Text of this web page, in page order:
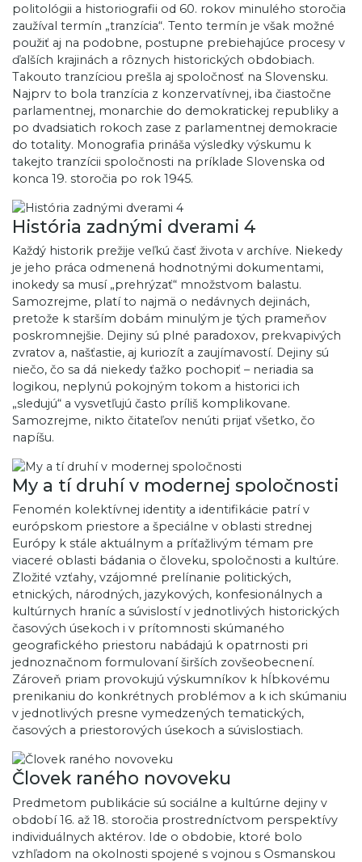
politológii a historiografii od 60. rokov minulého storočia
zaužíval termín „tranzícia“. Tento termín je však možné
použiť aj na podobne, postupne prebiehajúce procesy v
ďalších krajinách a rôznych historických obdobiach.
Takouto tranzíciou prešla aj spoločnosť na Slovensku.
Najprv to bola tranzícia z konzervatívnej, iba čiastočne
parlamentnej, monarchie do demokratickej republiky a
po dvadsiatich rokoch zase z parlamentnej demokracie
do totality. Monografia prináša výsledky výskumu k
takejto tranzícii spoločnosti na príklade Slovenska od
konca 19. storočia po rok 1945.
História zadnými dverami 4
Každý historik prežije veľkú časť života v archíve. Niekedy
je jeho práca odmenená hodnotnými dokumentami,
inokedy sa musí „prehrýzať“ množstvom balastu.
Samozrejme, platí to najmä o nedávnych dejinách,
pretože k starším dobám minulým je tých prameňov
poskromnejšie. Dejiny sú plné paradoxov, prekvapivých
zvratov a, našťastie, aj kuriozít a zaujímavostí. Dejiny sú
niečo, čo sa dá niekedy ťažko pochopiť – neriadia sa
logikou, neplynú pokojným tokom a historici ich
„sledujú“ a vysvetľujú často príliš komplikovane.
Samozrejme, nikto čitateľov nenúti prijať všetko, čo
napíšu.
My a tí druhí v modernej spoločnosti
Fenomén kolektívnej identity a identifikácie patrí v
európskom priestore a špeciálne v oblasti strednej
Európy k stále aktuálnym a príťažlivým témam pre
viaceré oblasti bádania o človeku, spoločnosti a kultúre.
Zložité vzťahy, vzájomné prelínanie politických,
etnických, národných, jazykových, konfesionálnych a
kultúrnych hraníc a súvislostí v jednotlivých historických
časových úsekoch i v prítomnosti skúmaného
geografického priestoru nabádajú k opatrnosti pri
jednoznačnom formulovaní širších zovšeobecnení.
Zároveň priam provokujú výskumníkov k hĺbkovému
prenikaniu do konkrétnych problémov a k ich skúmaniu
v jednotlivých presne vymedzených tematických,
časových a priestorových úsekoch a súvislostiach.
Človek raného novoveku
Predmetom publikácie sú sociálne a kultúrne dejiny v
období 16. až 18. storočia prostredníctvom perspektívy
individuálnych aktérov. Ide o obdobie, ktoré bolo
vzhľadom na okolnosti spojené s vojnou s Osmanskou